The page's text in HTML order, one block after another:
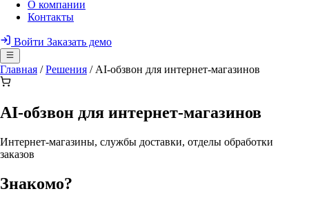
О компании
Контакты
Войти Заказать демо
Главная / Решения / AI-обзвон для интернет-магазинов
AI-обзвон для интернет-магазинов
Интернет-магазины, службы доставки, отделы обработки
заказов
Знакомо?